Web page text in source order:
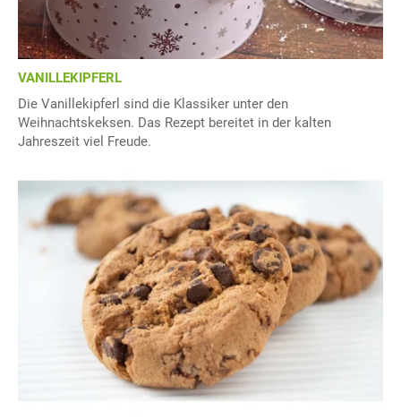
VANILLEKIPFERL
Die Vanillekipferl sind die Klassiker unter den
Weihnachtskeksen. Das Rezept bereitet in der kalten
Jahreszeit viel Freude.